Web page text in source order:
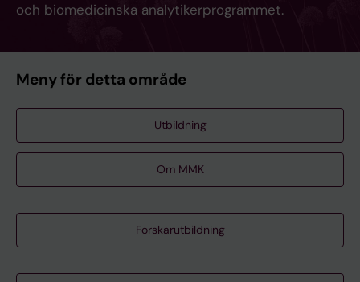
och biomedicinska analytikerprogrammet.
Meny för detta område
Utbildning
Om MMK
Forskarutbildning